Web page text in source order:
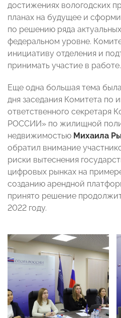
достижениях вологодских
планах на будущее и
по решению ряда
федеральном уровне.
инициативу отделения и
принимать участие в работе.
Еще одна большая тема
дня заседания Комитета по
ответственного секретаря
РОССИИ» по жилищной
недвижимостью Михаила
обратил внимание
риски вытеснения
цифровых рынках на
созданию арендной
принято решение
2022 году.